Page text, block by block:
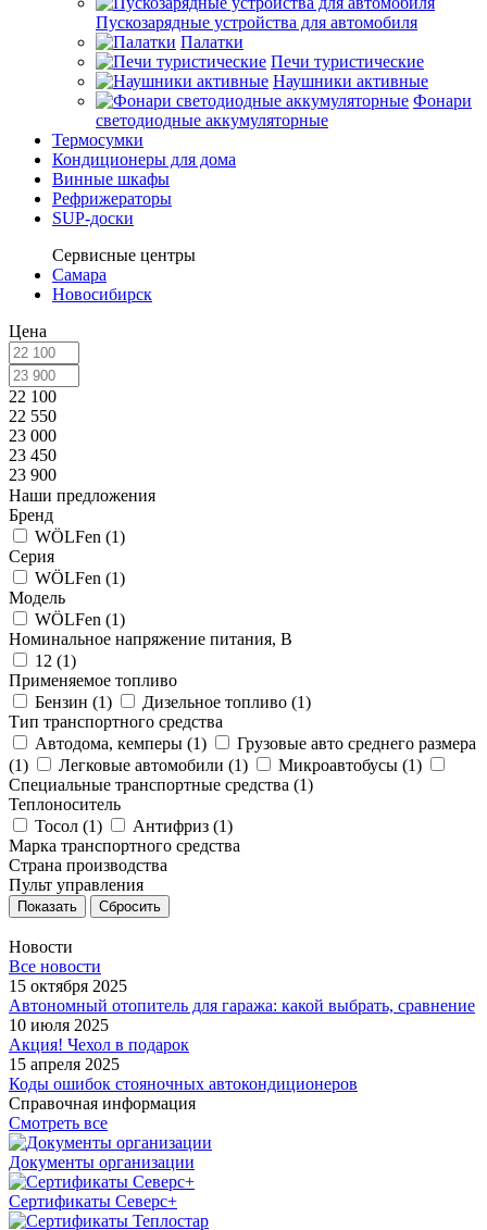
Пускозарядные устройства для автомобиля
Палатки
Печи туристические
Наушники активные
Фонари
светодиодные аккумуляторные
Термосумки
Кондиционеры для дома
Винные шкафы
Рефрижераторы
SUP-доски
Сервисные центры
Самара
Новосибирск
Цена
22 100
22 550
23 000
23 450
23 900
Наши предложения
Бренд
WÖLFen (1)
Серия
WÖLFen (1)
Модель
WÖLFen (1)
Номинальное напряжение питания, В
12 (1)
Применяемое топливо
Бензин (1) Дизельное топливо (1)
Тип транспортного средства
Автодома, кемперы (1)
Грузовые авто среднего размера
(1) Легковые автомобили (1) Микроавтобусы (1)
Специальные транспортные средства (1)
Теплоноситель
Тосол (1) Антифриз (1)
Марка транспортного средства
Страна производства
Пульт управления
Сбросить
Новости
Все новости
15 октября 2025
Автономный отопитель для гаража: какой выбрать, сравнение
10 июля 2025
Акция! Чехол в подарок
15 апреля 2025
Коды ошибок стояночных автокондиционеров
Справочная информация
Смотреть все
Документы организации
Сертификаты Северс+